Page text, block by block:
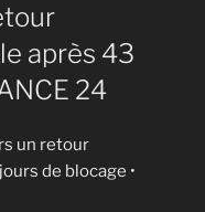
après 43
24
un retour
de blocage •